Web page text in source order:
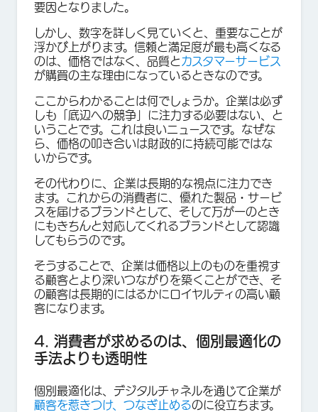
要因となりました。
しかし、数字を詳しく見ていくと、重要なことが
浮かび上がります。信頼と満足度が最も高くなる
のは、価格ではなく、品質とカスタマーサービス
が購買の主な理由になっているときなのです。
ここからわかることは何でしょうか。企業は必ず
しも「底辺への競争」に注力する必要はない、と
いうことです。これは良いニュースです。なぜな
ら、価格の叩き合いは財政的に持続可能ではな
いからです。
その代わりに、企業は長期的な視点に注力でき
ます。これからの消費者に、優れた製品・サービ
スを届けるブランドとして、そして万が一のとき
にもきちんと対応してくれるブランドとして認識
してもらうのです。
そうすることで、企業は価格以上のものを重視す
る顧客とより深いつながりを築くことができ、そ
の顧客は長期的にはるかにロイヤルティの高い顧
客になります。
4. 消費者が求めるのは、個別最適化の
手法よりも透明性
個別最適化は、デジタルチャネルを通じて企業が
顧客を惹きつけ、つなぎ止めるのに役立ちます。